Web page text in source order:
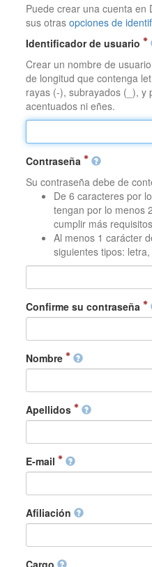
Puede crear una cuenta en
sus otrasopciones de
Identificador de usuario
Crear un nombre de
de longitud que contenga
rayas (-), subrayados (_), y
acentuados ni eñes.
Contraseña
Su contraseña debe de
De 6 caracteres por
tengan por lo menos
cumplir más
Al menos 1 carácter
siguientes tipos:
Confirme su contraseña
Nombre
Apellidos
E-mail
Afiliación
Cargo